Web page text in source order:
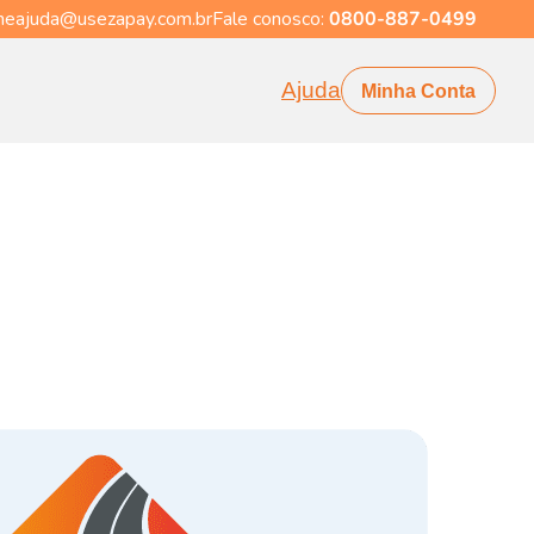
Fale conosco: 0800-887-0499
Ajuda Minha Conta